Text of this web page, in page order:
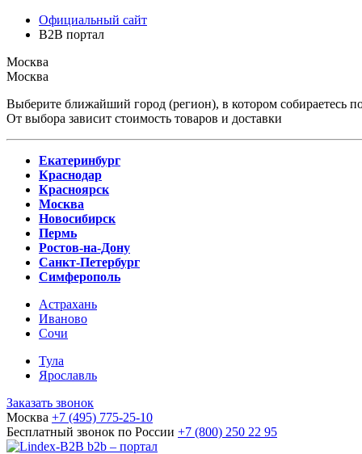
Официальный сайт
B2B портал
Москва
Москва
Выберите ближайший город (регион), в котором собираетесь
От выбора зависит стоимость товаров и доставки
Екатеринбург
Краснодар
Красноярск
Москва
Новосибирск
Пермь
Ростов-на-Дону
Санкт-Петербург
Симферополь
Астрахань
Иваново
Сочи
Тула
Ярославль
Заказать звонок
Москва +7 (495) 775-25-10
Бесплатный звонок по России +7 (800) 250 22 95
b2b – портал